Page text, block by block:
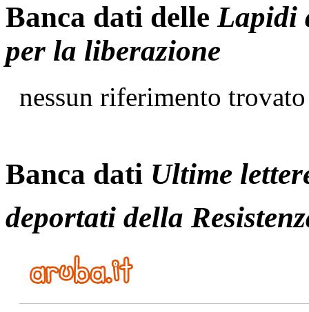
Banca dati delle Lapidi
per la liberazione
nessun riferimento trovato
Banca dati Ultime
deportati della